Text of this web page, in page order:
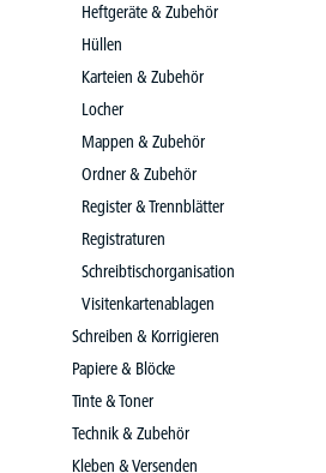
Heftgeräte & Zubehör
Hüllen
Karteien & Zubehör
Locher
Mappen & Zubehör
Ordner & Zubehör
Register & Trennblätter
Registraturen
Schreibtischorganisation
Visitenkartenablagen
Schreiben & Korrigieren
Papiere & Blöcke
Tinte & Toner
Technik & Zubehör
Kleben & Versenden